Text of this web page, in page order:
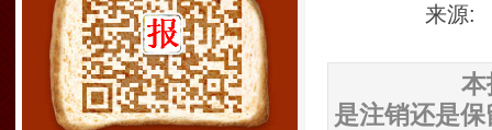
来源:
本
是注销还是